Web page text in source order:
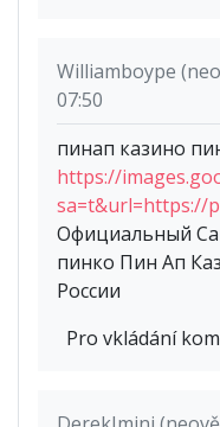
Williamboype
07:50
пинап казино
https://
sa=t&url=https://
Официальный
пинко Пин Ап
России
Pro vkládání